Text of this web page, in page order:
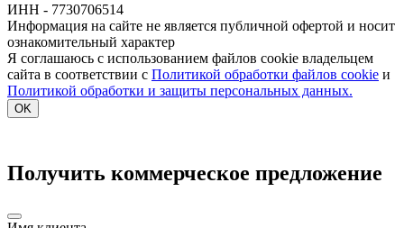
ИНН - 7730706514
Информация на сайте не является публичной офертой и носит
ознакомительный характер
Я соглашаюсь с использованием файлов cookie владельцем
сайта в соответствии с Политикой обработки файлов cookie и
Политикой обработки и защиты персональных данных.
OK
Получить коммерческое предложение